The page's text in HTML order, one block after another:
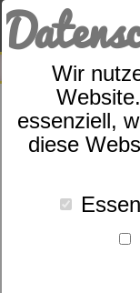
Wir
essenziell,
diese
Bettbezug